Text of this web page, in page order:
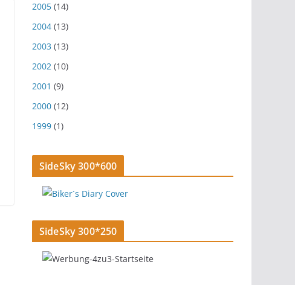
2005 (14)
2004 (13)
2003 (13)
2002 (10)
2001 (9)
2000 (12)
1999 (1)
SideSky 300*600
SideSky 300*250